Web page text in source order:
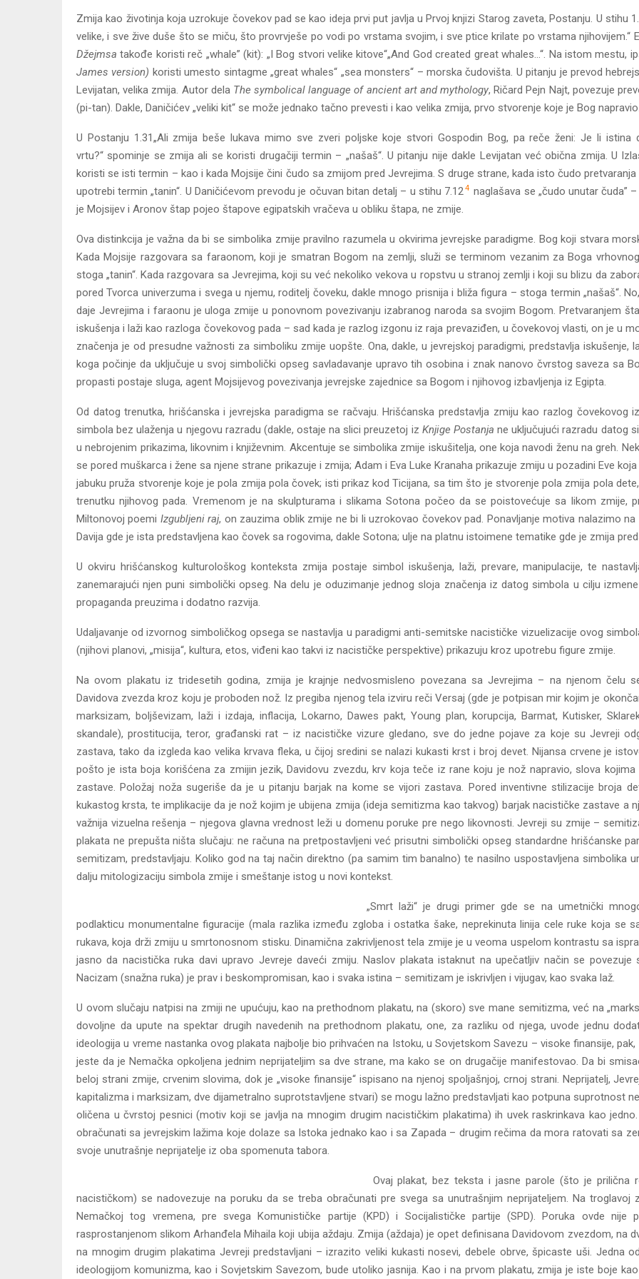
Zmija kao životinja koja uzrokuje čovekov pad se kao ideja prvi put javlja u Prvoj knjizi Starog zaveta, Postanju. U stihu
velike, i sve žive duše što se miču, što provrvješe po vodi po vrstama svojim, i sve ptice krilate po vrstama njihovijem.“
Džejmsa takođe koristi reč „whale” (kit): „I Bog stvori velike kitove“„And God created great whales…“. Na istom mestu,
James version) koristi umesto sintagme „great whales“ „sea monsters“ – morska čudovišta. U pitanju je prevod
Levijatan, velika zmija. Autor dela The symbolical language of ancient art and mythology, Ričard Pejn Najt, povezuje
(pi-tan). Dakle, Daničićev „veliki kit“ se može jednako tačno prevesti i kao velika zmija, prvo stvorenje koje je Bog
U Postanju 1.31„Ali zmija beše lukava mimo sve zveri poljske koje stvori Gospodin Bog, pa reče ženi: Je li
vrtu?“ spominje se zmija ali se koristi drugačiji termin – „našaš“. U pitanju nije dakle Levijatan već obična zmija. U
koristi se isti termin – kao i kada Mojsije čini čudo sa zmijom pred Jevrejima. S druge strane, kada isto čudo
upotrebi termin „tanin“. U Daničićevom prevodu je očuvan bitan detalj – u stihu 7.12 4 naglašava se „čudo unutar čuda”
je Mojsijev i Aronov štap pojeo štapove egipatskih vračeva u obliku štapa, ne zmije.
Ova distinkcija je važna da bi se simbolika zmije pravilno razumela u okvirima jevrejske paradigme. Bog koji stvara
Kada Mojsije razgovara sa faraonom, koji je smatran Bogom na zemlji, služi se terminom vezanim za Boga
stoga „tanin“. Kada razgovara sa Jevrejima, koji su već nekoliko vekova u ropstvu u stranoj zemlji i koji su blizu da
pored Tvorca univerzuma i svega u njemu, roditelj čoveku, dakle mnogo prisnija i bliža figura – stoga termin „našaš“.
daje Jevrejima i faraonu je uloga zmije u ponovnom povezivanju izabranog naroda sa svojim Bogom. Pretvaranjem
iskušenja i laži kao razloga čovekovog pada – sad kada je razlog izgonu iz raja prevaziđen, u čovekovoj vlasti, on je u
značenja je od presudne važnosti za simboliku zmije uopšte. Ona, dakle, u jevrejskoj paradigmi, predstavlja
koga počinje da uključuje u svoj simbolički opseg savladavanje upravo tih osobina i znak nanovo čvrstog saveza sa
propasti postaje sluga, agent Mojsijevog povezivanja jevrejske zajednice sa Bogom i njihovog izbavljenja iz Egipta.
Od datog trenutka, hrišćanska i jevrejska paradigma se račvaju. Hrišćanska predstavlja zmiju kao razlog
simbola bez ulaženja u njegovu razradu (dakle, ostaje na slici preuzetoj iz Knjige Postanja ne uključujući razradu datog
u nebrojenim prikazima, likovnim i književnim. Akcentuje se simbolika zmije iskušitelja, one koja navodi ženu na greh.
se pored muškarca i žene sa njene strane prikazuje i zmija; Adam i Eva Luke Kranaha prikazuje zmiju u pozadini Eve
jabuku pruža stvorenje koje je pola zmija pola čovek; isti prikaz kod Ticijana, sa tim što je stvorenje pola zmija pola
trenutku njihovog pada. Vremenom je na skulpturama i slikama Sotona počeo da se poistovećuje sa likom zmije,
Miltonovoj poemi Izgubljeni raj, on zauzima oblik zmije ne bi li uzrokovao čovekov pad. Ponavljanje motiva nalazimo na
Davija gde je ista predstavljena kao čovek sa rogovima, dakle Sotona; ulje na platnu istoimene tematike gde je zmija
U okviru hrišćanskog kulturološkog konteksta zmija postaje simbol iskušenja, laži, prevare, manipulacije, te
zanemarajući njen puni simbolički opseg. Na delu je oduzimanje jednog sloja značenja iz datog simbola u cilju
propaganda preuzima i dodatno razvija.
Udaljavanje od izvornog simboličkog opsega se nastavlja u paradigmi anti-semitske nacističke vizuelizacije ovog
(njihovi planovi, „misija“, kultura, etos, viđeni kao takvi iz nacističke perspektive) prikazuju kroz upotrebu figure zmije.
Na ovom plakatu iz tridesetih godina, zmija je krajnje nedvosmisleno povezana sa Jevrejima – na njenom čelu
Davidova zvezda kroz koju je proboden nož. Iz pregiba njenog tela izviru reči Versaj (gde je potpisan mir kojim je
marksizam, boljševizam, laži i izdaja, inflacija, Lokarno, Dawes pakt, Young plan, korupcija, Barmat, Kutisker,
skandale), prostitucija, teror, građanski rat – iz nacističke vizure gledano, sve do jedne pojave za koje su Jevreji
zastava, tako da izgleda kao velika krvava fleka, u čijoj sredini se nalazi kukasti krst i broj devet. Nijansa crvene je
pošto je ista boja korišćena za zmijin jezik, Davidovu zvezdu, krv koja teče iz rane koju je nož napravio, slova
zastave. Položaj noža sugeriše da je u pitanju barjak na kome se vijori zastava. Pored inventivne stilizacije broja
kukastog krsta, te implikacije da je nož kojim je ubijena zmija (ideja semitizma kao takvog) barjak nacističke zastave a
važnija vizuelna rešenja – njegova glavna vrednost leži u domenu poruke pre nego likovnosti. Jevreji su zmije –
plakata ne prepušta ništa slučaju: ne računa na pretpostavljeni već prisutni simbolički opseg standardne hrišćanske
semitizam, predstavljaju. Koliko god na taj način direktno (pa samim tim banalno) te nasilno uspostavljena simbolika
dalju mitologizaciju simbola zmije i smeštanje istog u novi kontekst.
„Smrt laži“ je drugi primer gde se na umetnički
podlakticu monumentalne figuracije (mala razlika između zgloba i ostatka šake, neprekinuta linija cele ruke koja se
rukava, koja drži zmiju u smrtonosnom stisku. Dinamična zakrivljenost tela zmije je u veoma uspelom kontrastu sa
jasno da nacistička ruka davi upravo Jevreje daveći zmiju. Naslov plakata istaknut na upečatljiv način se
Nacizam (snažna ruka) je prav i beskompromisan, kao i svaka istina – semitizam je iskrivljen i vijugav, kao svaka laž.
U ovom slučaju natpisi na zmiji ne upućuju, kao na prethodnom plakatu, na (skoro) sve mane semitizma, već na
dovoljne da upute na spektar drugih navedenih na prethodnom plakatu, one, za razliku od njega, uvode jednu
ideologija u vreme nastanka ovog plakata najbolje bio prihvaćen na Istoku, u Sovjetskom Savezu – visoke finansije,
jeste da je Nemačka opkoljena jednim neprijateljim sa dve strane, ma kako se on drugačije manifestovao. Da bi
beloj strani zmije, crvenim slovima, dok je „visoke finansije“ ispisano na njenoj spoljašnjoj, crnoj strani. Neprijatelj,
kapitalizma i marksizam, dve dijametralno suprotstavljene stvari) se mogu lažno predstavljati kao potpuna suprotnost
oličena u čvrstoj pesnici (motiv koji se javlja na mnogim drugim nacističkim plakatima) ih uvek raskrinkava kao
obračunati sa jevrejskim lažima koje dolaze sa Istoka jednako kao i sa Zapada – drugim rečima da mora ratovati sa
svoje unutrašnje neprijatelje iz oba spomenuta tabora.
Ovaj plakat, bez teksta i jasne parole (što je prilična
nacističkom) se nadovezuje na poruku da se treba obračunati pre svega sa unutrašnjim neprijateljem. Na troglavoj
Nemačkoj tog vremena, pre svega Komunističke partije (KPD) i Socijalističke partije (SPD). Poruka ovde
rasprostanjenom slikom Arhanđela Mihaila koji ubija aždaju. Zmija (aždaja) je opet definisana Davidovom zvezdom, na
na mnogim drugim plakatima Jevreji predstavljani – izrazito veliki kukasti nosevi, debele obrve, špicaste uši. Jedna
ideologijom komunizma, kao i Sovjetskim Savezom, bude utoliko jasnija. Kao i na prvom plakatu, zmija je iste boje